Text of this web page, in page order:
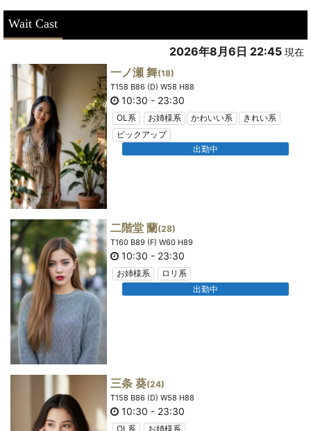
Wait Cast
2026年8月6日 22:45 現在
一ノ瀬 舞(18)
T158 B86 (D) W58 H88
10:30 - 23:30
OL系 お姉様系 かわいい系
きれい系
ピックアップ
出勤中
二階堂 蘭(28)
T160 B89 (F) W60 H89
10:30 - 23:30
お姉様系
ロリ系
出勤中
三条 葵(24)
T158 B86 (D) W58 H88
10:30 - 23:30